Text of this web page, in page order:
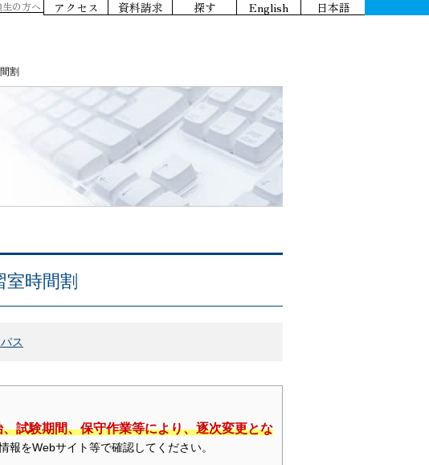
の方へ アクセス 資料請求 探す English 日本語
割
時間割
ス
試験期間、保守作業等により、逐次変更とな
報をWebサイト等で確認してください。